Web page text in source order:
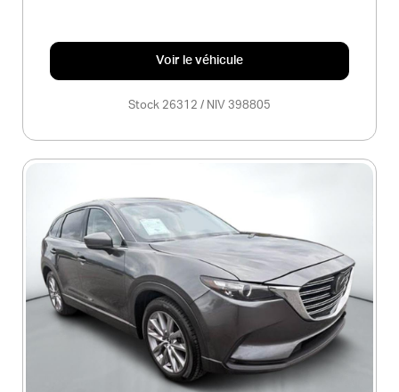
Voir le véhicule
Stock 26312 / NIV 398805